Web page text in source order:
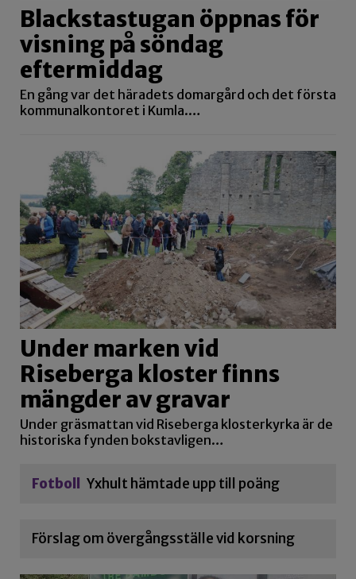
Blackstastugan öppnas för
visning på söndag
eftermiddag
En gång var det häradets domargård och det första
kommunalkontoret i Kumla.…
Under marken vid
Riseberga kloster finns
mängder av gravar
Under gräsmattan vid Riseberga klosterkyrka är de
historiska fynden bokstavligen…
Fotboll Yxhult hämtade upp till poäng
Förslag om övergångsställe vid korsning